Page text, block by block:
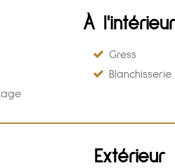
À l'intérieur
Gress
Blanchisserie
Extérieur